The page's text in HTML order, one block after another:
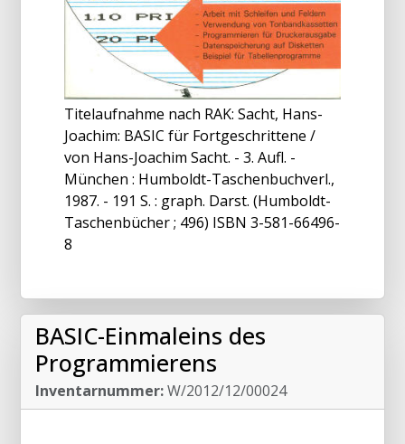
Titelaufnahme nach RAK: Sacht, Hans-
Joachim: BASIC für Fortgeschrittene /
von Hans-Joachim Sacht. - 3. Aufl. -
München : Humboldt-Taschenbuchverl.,
1987. - 191 S. : graph. Darst. (Humboldt-
Taschenbücher ; 496) ISBN 3-581-66496-
8
BASIC-Einmaleins des
Programmierens
Inventarnummer:W/2012/12/00024